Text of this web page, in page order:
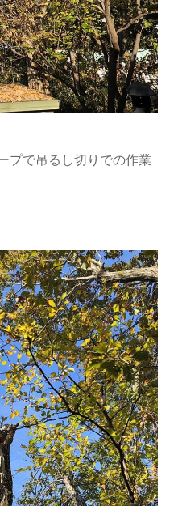
プで吊るし切りでの作業